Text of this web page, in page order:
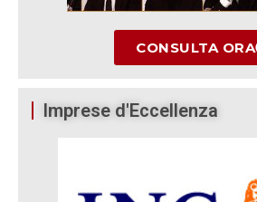
CONSULTA ORA
Imprese d'Eccellenza